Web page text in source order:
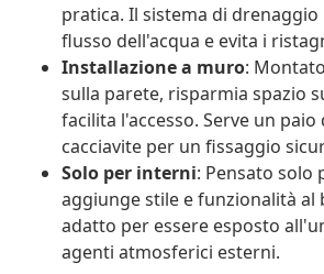
pratica. Il sistema di
flusso dell'acqua e evita i
Installazione a muro:
sulla parete, risparmia spazio
facilita l'accesso. Serve un
cacciavite per un fissaggio
Solo per interni: Pensato solo
aggiunge stile e funzionalità al
adatto per essere esposto
agenti atmosferici esterni.